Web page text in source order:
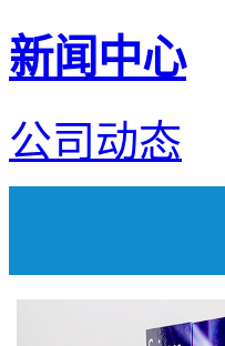
新闻中心
公司动态